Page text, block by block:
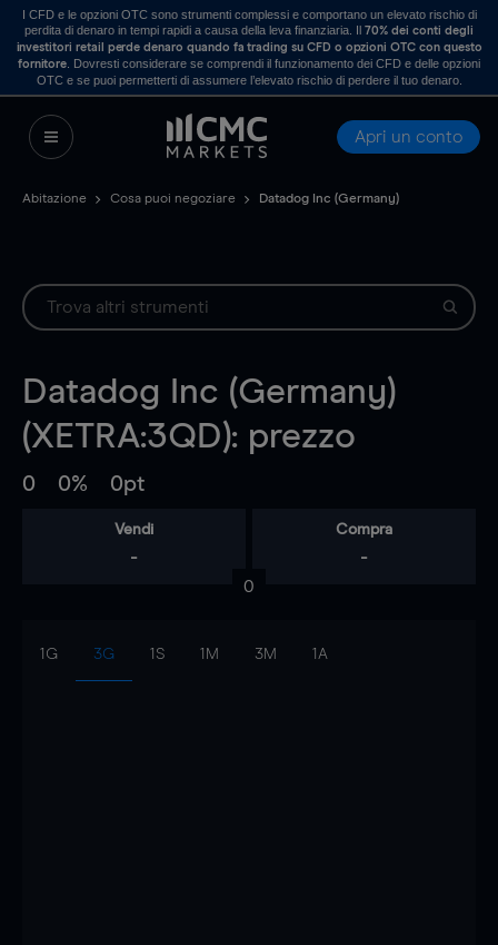
I CFD e le opzioni OTC sono strumenti complessi e comportano un elevato rischio di
perdita di denaro in tempi rapidi a causa della leva finanziaria. Il70% dei conti degli
investitori retail perde denaro quando fa trading su CFD o opzioni OTC con questo
fornitore . Dovresti considerare se comprendi il funzionamento dei CFD e delle opzioni
OTC e se puoi permetterti di assumere l’elevato rischio di perdere il tuo denaro.
Apri un conto
Abitazione Cosa puoi negoziare Datadog Inc (Germany)
Datadog Inc (Germany)
(XETRA:3QD): prezzo
0 0% 0pt
Vendi
-
Compra
-
0
1G 3G 1S 1M 3M 1A